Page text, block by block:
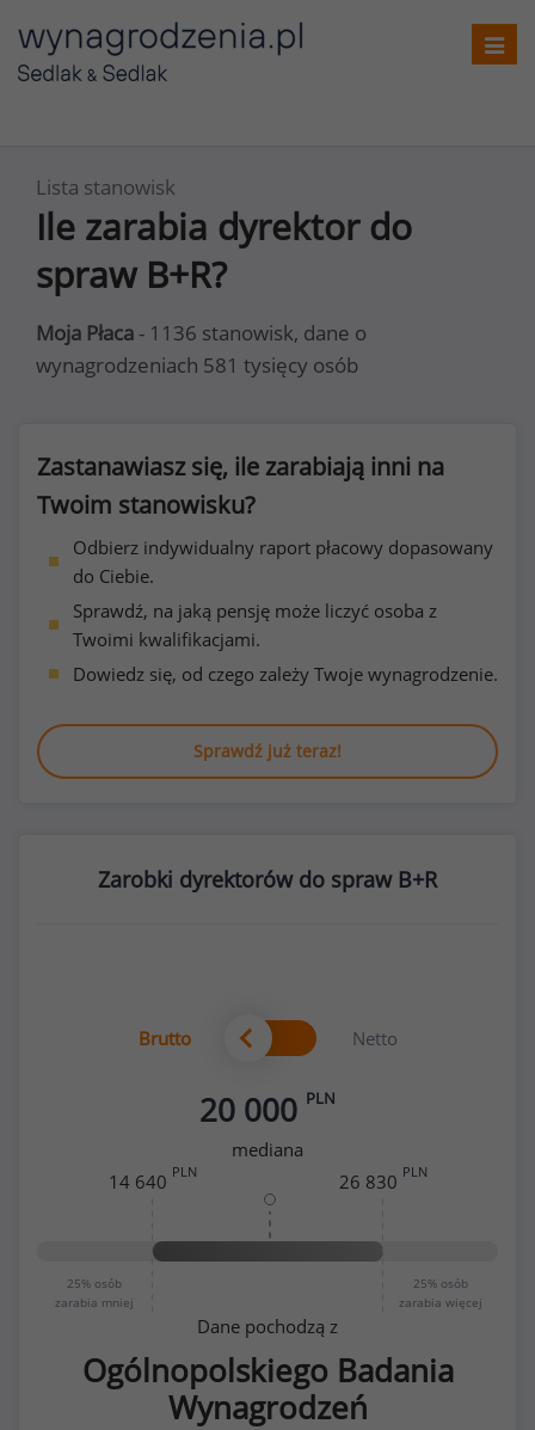
Lista stanowisk
Ile zarabia dyrektor do
spraw B+R?
Moja Płaca - 1136 stanowisk, dane o
wynagrodzeniach 581 tysięcy osób
Zastanawiasz się, ile zarabiają inni na
Twoim stanowisku?
Odbierz indywidualny raport płacowy dopasowany
do Ciebie.
Sprawdź, na jaką pensję może liczyć osoba z
Twoimi kwalifikacjami.
Dowiedz się, od czego zależy Twoje wynagrodzenie.
Sprawdź już teraz!
Zarobki dyrektorów do spraw B+R
Brutto Netto
20 000 PLN
mediana
25% osób
zarabia mniej
25% osób
zarabia więcej
14 640 PLN 26 830 PLN
Dane pochodzą z
Ogólnopolskiego Badania
Wynagrodzeń